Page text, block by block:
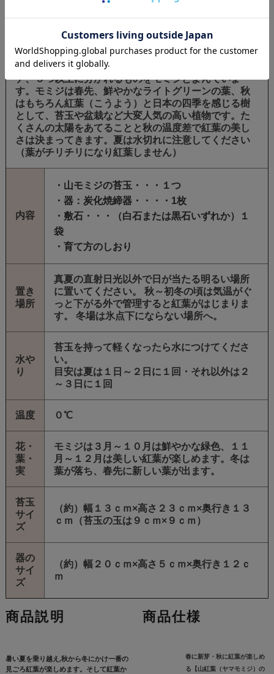
【モミジ】
盆栽（苔玉）では葉の切れ込みが、３つのものをカエ
デ、５つ以上に分かれるものをモミジとよんでいま
す。モミジは春先、鮮やかなライトグリーンの葉、秋
はもちろん紅葉（こうよう）と日本の四季を感じる樹
として、苔玉や盆栽など大変人気の高い植物です。た
くさんの太陽をあてることと秋の温度差で紅葉の美し
さは決まってきます。夏は水切れに注意してください
（葉がチリチリになり紅葉しません）
内容
・山モミジの苔玉・・・１つ
・器：炭化焼締器・・・・1枚
・敷石・・・（白石または黒石いずれか）１
袋
・育て方のしおり
置き
場所
真夏の直射日光以外で日が当たる明るい場所
に置いてください。 秋～初冬の頃は気温がぐ
っと下がる外で管理すると紅葉がはじまりま
す。 冬場は氷点下にならない場所へ。
水や
り
苔玉を持って軽くなったら水につけてくださ
い。
目安は夏は１日～２日に１回・それ以外は２
～３日に１回
温度 ０℃
花・
葉・
実
モミジは３月～１０月は鮮やかな緑色、１１
月～１２月は美しい紅葉が楽しめます。冬は
葉が落ち、春先に新しい葉が出ます。
苔玉
サイ
ズ
（約）幅１３ｃｍ×高さ２３ｃｍ×奥行き１３
ｃｍ（苔玉の玉は９ｃｍ×９ｃｍ）
器の
サイ
ズ
（約）幅２０ｃｍ×高さ５ｃｍ×奥行き１２ｃ
ｍ
商品説明
暑い夏を乗り越え,秋から冬にかけ一番の
見ごろ紅葉が楽しめます。そして紅葉か
商品仕様
春に新芽・秋に紅葉が楽しめ
る【山紅葉（ヤマモミジ）の